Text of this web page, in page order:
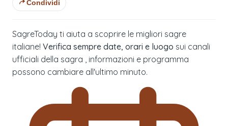
Condividi
SagreToday ti aiuta a scoprire le migliori sagre
italiane! Verifica sempre date, orari e luogo sui canali
ufficiali della sagra , informazioni e programma
possono cambiare all'ultimo minuto.